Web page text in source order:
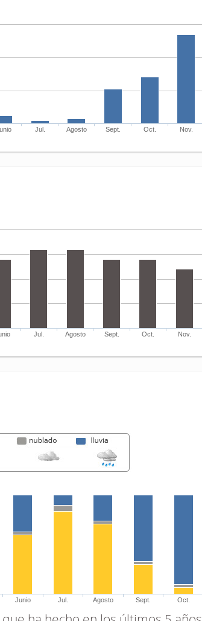
Jul. Agosto Sept. Oct. Nov.
Jul. Agosto Sept. Oct. Nov.
Junio Jul. Agosto Sept. Oct.